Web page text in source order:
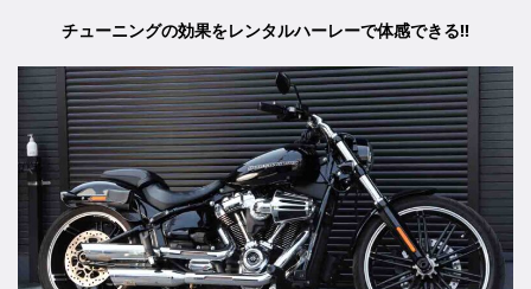
チューニングの効果をレンタルハーレーで体感できる!!